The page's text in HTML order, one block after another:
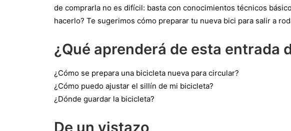
de comprarla no es difícil: basta con conocimientos técnicos
hacerlo? Te sugerimos cómo preparar tu nueva bici para salir a
¿Qué aprenderá de esta entrada
¿Cómo se prepara una bicicleta nueva para circular?
¿Cómo puedo ajustar el sillín de mi bicicleta?
¿Dónde guardar la bicicleta?
De un vistazo